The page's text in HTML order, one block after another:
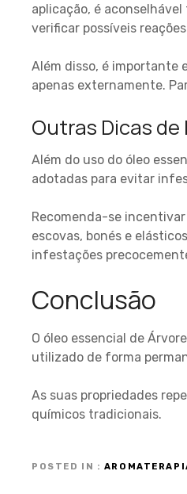
aplicação, é
verificar possíveis
Além disso, é importante
apenas externamente.
Outras Dicas
Além do uso do óleo
adotadas para evitar
Recomenda-se
escovas, bonés e
infestações
Conclusão
O óleo essencial de
utilizado de forma
As suas propriedades
químicos tradicionais.
POSTED IN